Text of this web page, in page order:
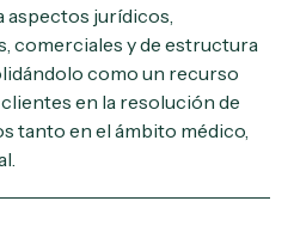
aspectos jurídicos,
comerciales y de estructura
como un recurso
en la resolución de
tanto en el ámbito médico,